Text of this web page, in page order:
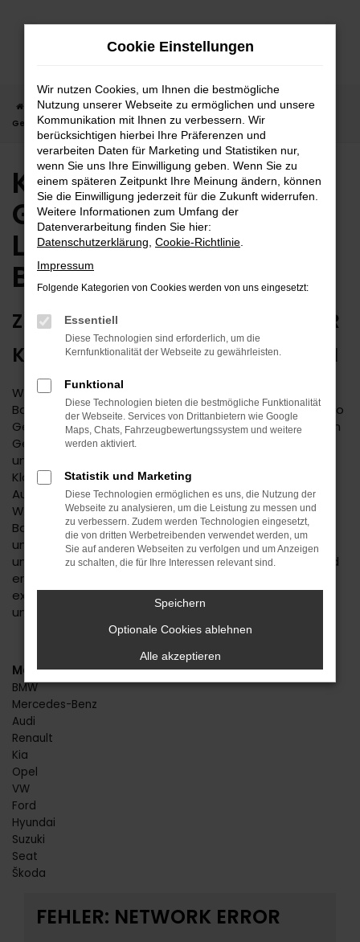
Zum
Startseite Balingen Kia Kia Sorento
Kia Sorento
Gebrauchtwagen | Lieferservice nach Balingen
Kia Sorento
Gebrauchtwagen |
Lieferservice nach
Balingen
ZUVERLÄSSIG FÜR BALINGEN – IHR
KIA SORENTO GEBRAUCHTWAGEN
Wenn Sie einen zuverlässigen Mobilitätspartner für
Balingen suchen, empfehlen wir Ihnen einen Kia Sorento
Gebrauchtwagen. Dieses Modell hat in jeder bisherigen
Generation seine Langlebigkeit unter Beweis gestellt
und befindet sich längst auf dem Weg zu einem
Klassiker. Kennzeichnend ist das hohe
Ausstattungslevel sowie die Effizienz der Motoren.
Wenn Sie Ihren Kia Sorento Gebrauchtwagen für
Balingen im Autohaus Daub kaufen, profitieren Sie von
unseren hohen Qualitätsmaßstäben. Jedes Fahrzeug
unterläuft vor dem Verkauf eine Fülle an Tests. Wir sind
erst dann zufrieden, wenn keinerlei Mängel mehr
existieren und stellen dies durch die hohe Kompetenz
und Erfahrung unserer Kfz-Meisterwerkstatt sicher.
Marken
BMW
Mercedes-Benz
Audi
Renault
Kia
Opel
VW
Ford
Hyundai
Suzuki
Seat
Škoda
FEHLER: NETWORK ERROR
Cookie Einstellungen
Wir nutzen Cookies, um Ihnen die bestmögliche
Nutzung unserer Webseite zu ermöglichen und unsere
Kommunikation mit Ihnen zu verbessern. Wir
berücksichtigen hierbei Ihre Präferenzen und
verarbeiten Daten für Marketing und Statistiken nur,
wenn Sie uns Ihre Einwilligung geben. Wenn Sie zu
einem späteren Zeitpunkt Ihre Meinung ändern, können
Sie die Einwilligung jederzeit für die Zukunft widerrufen.
Weitere Informationen zum Umfang der
Datenverarbeitung finden Sie hier:
Datenschutzerklärung Cookie-Richtlinie
Impressum
Folgende Kategorien von Cookies werden von uns eingesetzt:
Essentiell
Diese Technologien sind erforderlich, um die
Kernfunktionalität der Webseite zu gewährleisten.
Funktional
Diese Technologien bieten die bestmögliche Funktionalität
der Webseite. Services von Drittanbietern wie Google
Maps, Chats, Fahrzeugbewertungssystem und weitere
werden aktiviert.
Statistik und Marketing
Diese Technologien ermöglichen es uns, die Nutzung der
Webseite zu analysieren, um die Leistung zu messen und
zu verbessern. Zudem werden Technologien eingesetzt,
die von dritten Werbetreibenden verwendet werden, um
Sie auf anderen Webseiten zu verfolgen und um Anzeigen
zu schalten, die für Ihre Interessen relevant sind.
Speichern
Optionale Cookies ablehnen
Alle akzeptieren